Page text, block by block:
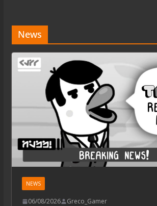
News
NEWS
06/08/2026 Greco_Gamer